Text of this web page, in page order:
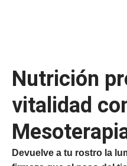
Nutrición
vitalidad
Devuelve a tu rostro la